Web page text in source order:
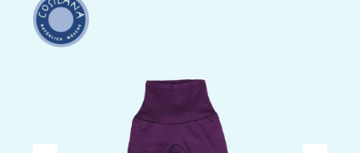
Bildergalerie überspringen